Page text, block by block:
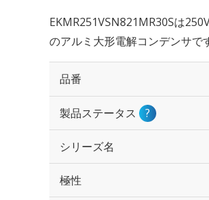
EKMR251VSN821MR30Sは
のアルミ大形電解コンデンサで
品番
製品ステータス ?
シリーズ名
極性